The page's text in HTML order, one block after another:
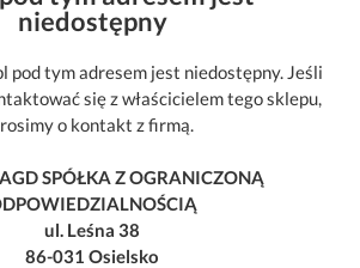
niedostępny
pod tym adresem jest niedostępny. Jeśli
się z właścicielem tego sklepu,
o kontakt z firmą.
SPÓŁKA Z OGRANICZONĄ
ul. Leśna 38
86-031 Osielsko